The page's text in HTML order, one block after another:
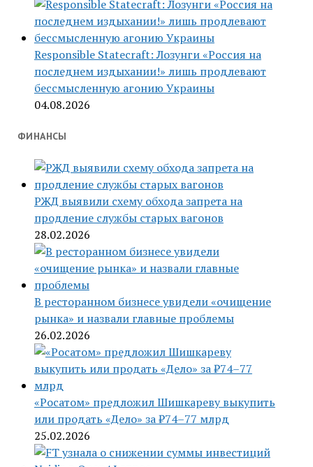
Responsible Statecraft: Лозунги «Россия на
последнем издыхании!» лишь продлевают
бессмысленную агонию Украины
04.08.2026
ФИНАНСЫ
РЖД выявили схему обхода запрета на
продление службы старых вагонов
28.02.2026
В ресторанном бизнесе увидели «очищение
рынка» и назвали главные проблемы
26.02.2026
«Росатом» предложил Шишкареву выкупить
или продать «Дело» за ₽74–77 млрд
25.02.2026